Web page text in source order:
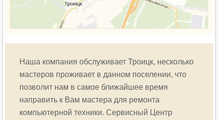
Наша компания обслуживает Троицк, несколько
мастеров проживает в данном поселении, что
позволит нам в самое ближайшее время
направить к Вам мастера для ремонта
компьютерной техники. Сервисный Центр